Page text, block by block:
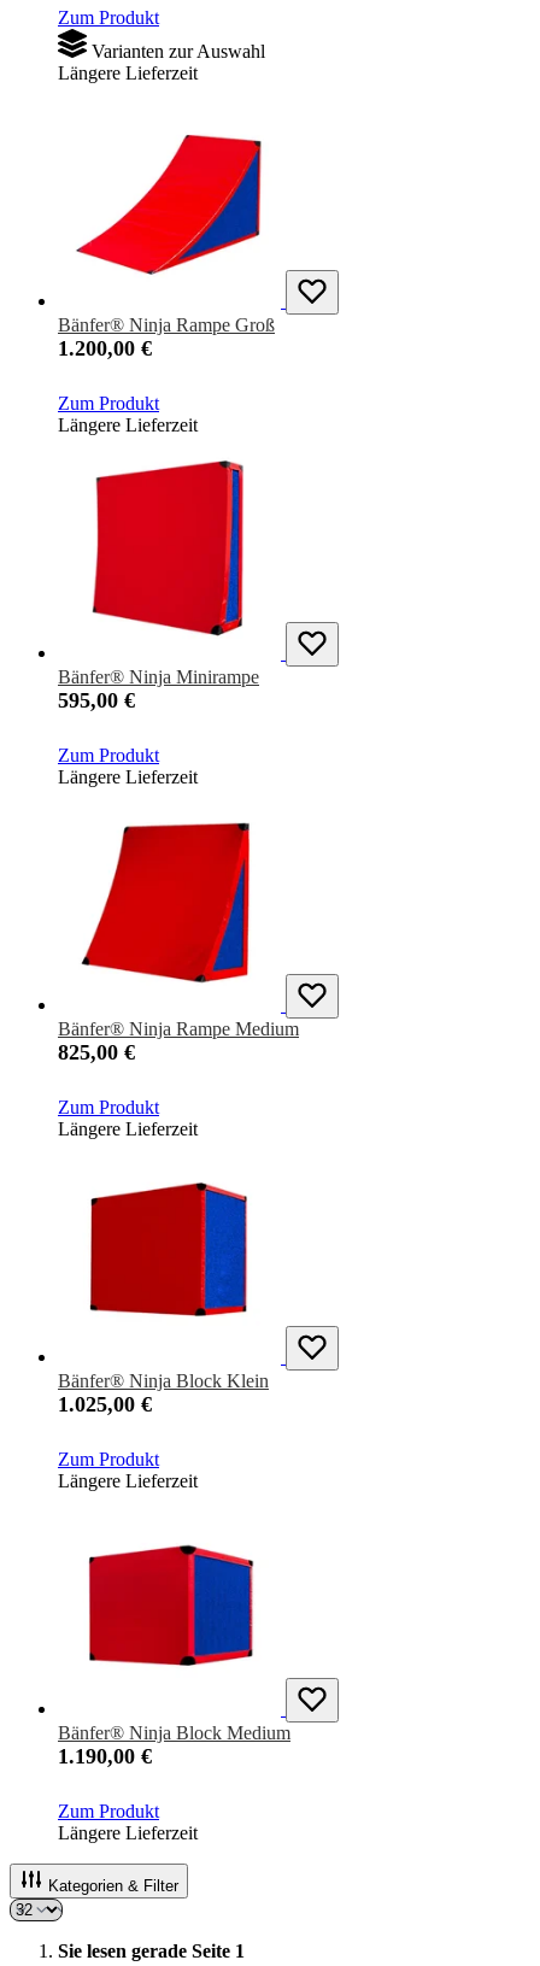
Zum Produkt
Varianten zur Auswahl
Längere Lieferzeit
Bänfer® Ninja Rampe Groß
1.200,00 €
Zum Produkt
Längere Lieferzeit
Bänfer® Ninja Minirampe
595,00 €
Zum Produkt
Längere Lieferzeit
Bänfer® Ninja Rampe Medium
825,00 €
Zum Produkt
Längere Lieferzeit
Bänfer® Ninja Block Klein
1.025,00 €
Zum Produkt
Längere Lieferzeit
Bänfer® Ninja Block Medium
1.190,00 €
Zum Produkt
Längere Lieferzeit
Kategorien & Filter
Sie lesen gerade Seite 1